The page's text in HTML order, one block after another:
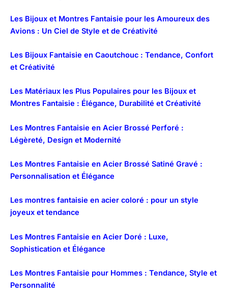
Les Bijoux et Montres Fantaisie pour les Amoureux des
Avions : Un Ciel de Style et de Créativité
Les Bijoux Fantaisie en Caoutchouc : Tendance, Confort
et Créativité
Les Matériaux les Plus Populaires pour les Bijoux et
Montres Fantaisie : Élégance, Durabilité et Créativité
Les Montres Fantaisie en Acier Brossé Perforé :
Légèreté, Design et Modernité
Les Montres Fantaisie en Acier Brossé Satiné Gravé :
Personnalisation et Élégance
Les montres fantaisie en acier coloré : pour un style
joyeux et tendance
Les Montres Fantaisie en Acier Doré : Luxe,
Sophistication et Élégance
Les Montres Fantaisie pour Hommes : Tendance, Style et
Personnalité